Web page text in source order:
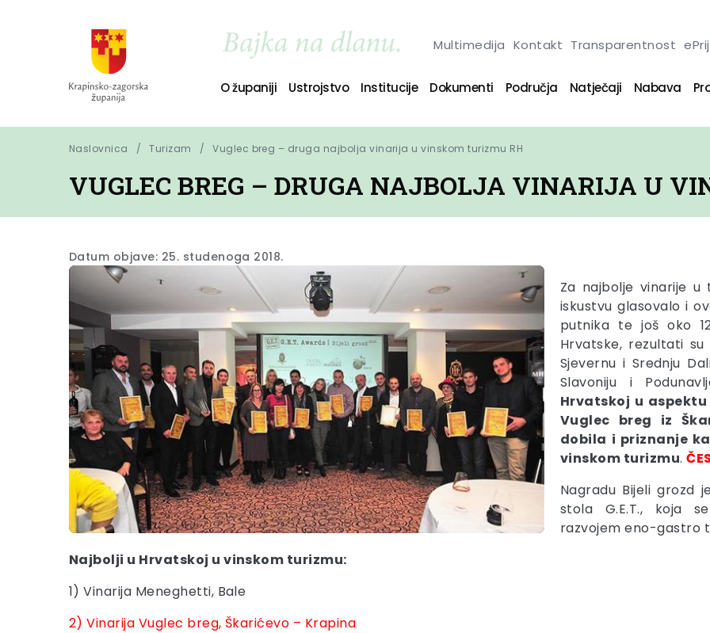
Multimedija Kontakt Transparentnost
O županiji Ustrojstvo Institucije Dokumenti Područja Natječaji Nabava
Naslovnica Turizam Vuglec breg – druga najbolja vinarija u vinskom turizmu RH
VUGLEC BREG – DRUGA NAJBOLJA VINARIJA U
Datum objave: 25. studenoga 2018.
Za najbolje vinarije u
iskustvu glasovalo i
putnika te još oko
Hrvatske, rezultati
Sjevernu i Srednju
Slavoniju i
Hrvatskoj u
Vuglec breg iz
dobila i priznanje
vinskom turizmu.
Nagradu Bijeli grozd
stola G.E.T., koja
razvojem eno-gastro
Najbolji u Hrvatskoj u vinskom turizmu:
1) Vinarija Meneghetti, Bale
2) Vinarija Vuglec breg, Škarićevo – Krapina